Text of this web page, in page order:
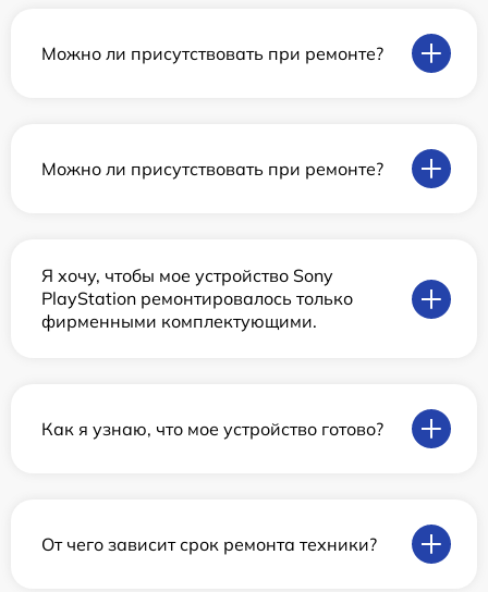
Можно ли присутствовать при ремонте?
Можно ли присутствовать при ремонте?
Я хочу, чтобы мое устройство Sony
PlayStation ремонтировалось только
фирменными комплектующими.
Как я узнаю, что мое устройство готово?
От чего зависит срок ремонта техники?